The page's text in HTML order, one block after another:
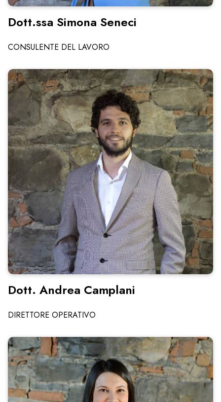
Dott.ssa Simona Seneci
CONSULENTE DEL LAVORO
Dott. Andrea Camplani
DIRETTORE OPERATIVO